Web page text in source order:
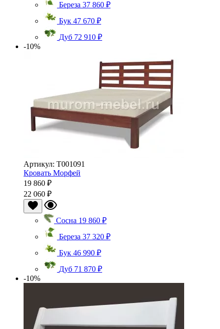
Береза 37 860 ₽
Бук 47 670 ₽
Дуб 72 910 ₽
-10%
Артикул: Т001091
Кровать Морфей
19 860 ₽
22 060 ₽
Сосна 19 860 ₽
Береза 37 320 ₽
Бук 46 990 ₽
Дуб 71 870 ₽
-10%